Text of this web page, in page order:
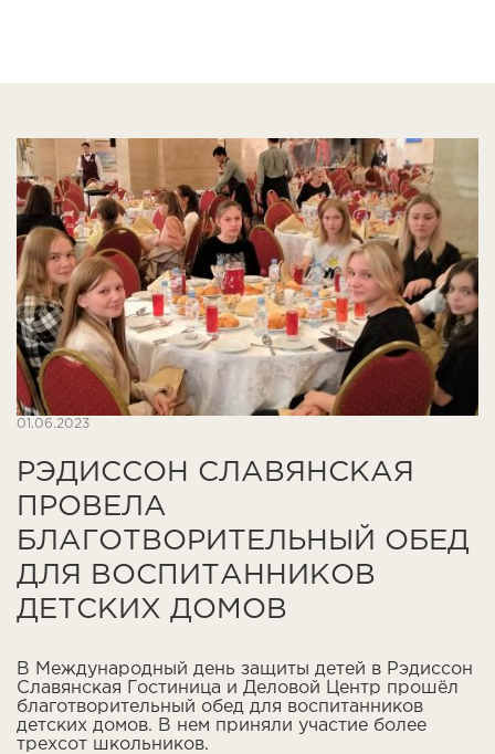
01.06.2023
РЭДИССОН СЛАВЯНСКАЯ
ПРОВЕЛА
БЛАГОТВОРИТЕЛЬНЫЙ ОБЕД
ДЛЯ ВОСПИТАННИКОВ
ДЕТСКИХ ДОМОВ
В Международный день защиты детей в Рэдиссон
Славянская Гостиница и Деловой Центр прошёл
благотворительный обед для воспитанников
детских домов. В нем приняли участие более
трехсот школьников.